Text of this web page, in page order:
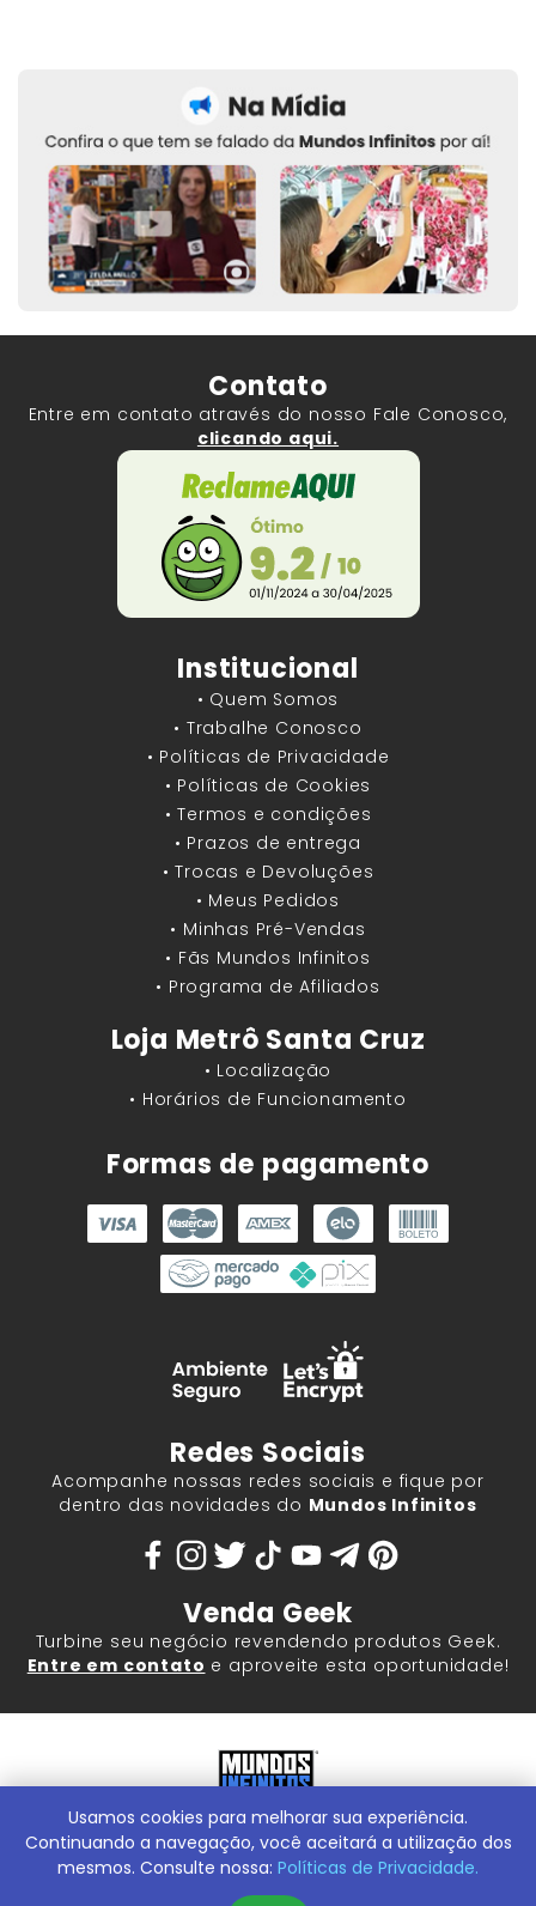
Contato
Entre em contato através do nosso Fale Conosco,
clicando aqui.
Institucional
• Quem Somos
• Trabalhe Conosco
• Políticas de Privacidade
• Políticas de Cookies
• Termos e condições
• Prazos de entrega
• Trocas e Devoluções
• Meus Pedidos
• Minhas Pré-Vendas
• Fãs Mundos Infinitos
• Programa de Afiliados
Loja Metrô Santa Cruz
• Localização
• Horários de Funcionamento
Formas de pagamento
Redes Sociais
Acompanhe nossas redes sociais e fique por
dentro das novidades do Mundos Infinitos
Venda Geek
Turbine seu negócio revendendo produtos Geek.
Entre em contato e aproveite esta oportunidade!
Mundos Infinitos - Publicações e Geek Store |ContentStuff
Publicações e Assinaturas Ltda. CNPJ - 05.859.917/0001-60.
Conheça nossa Loja Física:Rua Machado Bitencourt, 291 -
Usamos cookies para melhorar sua experiência.
Continuando a navegação, você aceitará a utilização dos
mesmos. Consulte nossa: Políticas de Privacidade.